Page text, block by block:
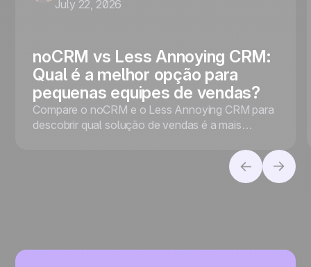
July 22, 2026
noCRM vs Less Annoying CRM:
Qual é a melhor opção para
pequenas equipes de vendas?
Compare o noCRM e o Less Annoying CRM para
descobrir qual solução de vendas é a mais
a conversão de leads ou a gestão de contatos.